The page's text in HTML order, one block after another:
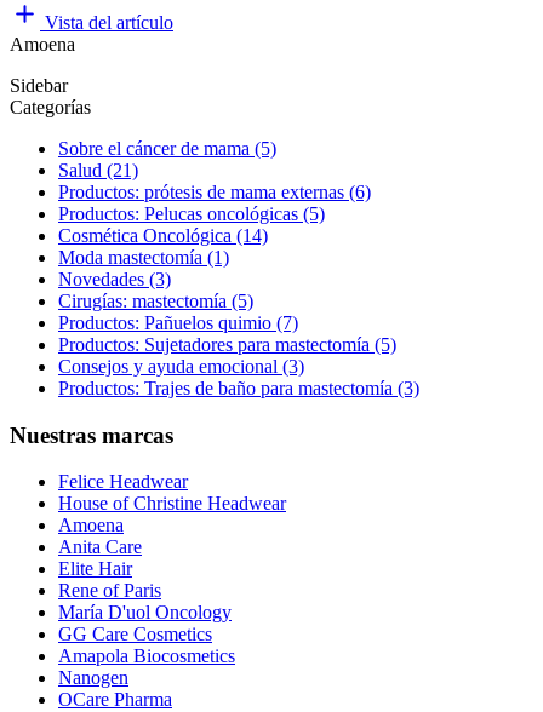
Vista del artículo
Amoena
Sidebar
Categorías
Sobre el cáncer de mama (5)
Salud (21)
Productos: prótesis de mama externas (6)
Productos: Pelucas oncológicas (5)
Cosmética Oncológica (14)
Moda mastectomía (1)
Novedades (3)
Cirugías: mastectomía (5)
Productos: Pañuelos quimio (7)
Productos: Sujetadores para mastectomía (5)
Consejos y ayuda emocional (3)
Productos: Trajes de baño para mastectomía (3)
Nuestras marcas
Felice Headwear
House of Christine Headwear
Amoena
Anita Care
Elite Hair
Rene of Paris
María D'uol Oncology
GG Care Cosmetics
Amapola Biocosmetics
Nanogen
OCare Pharma